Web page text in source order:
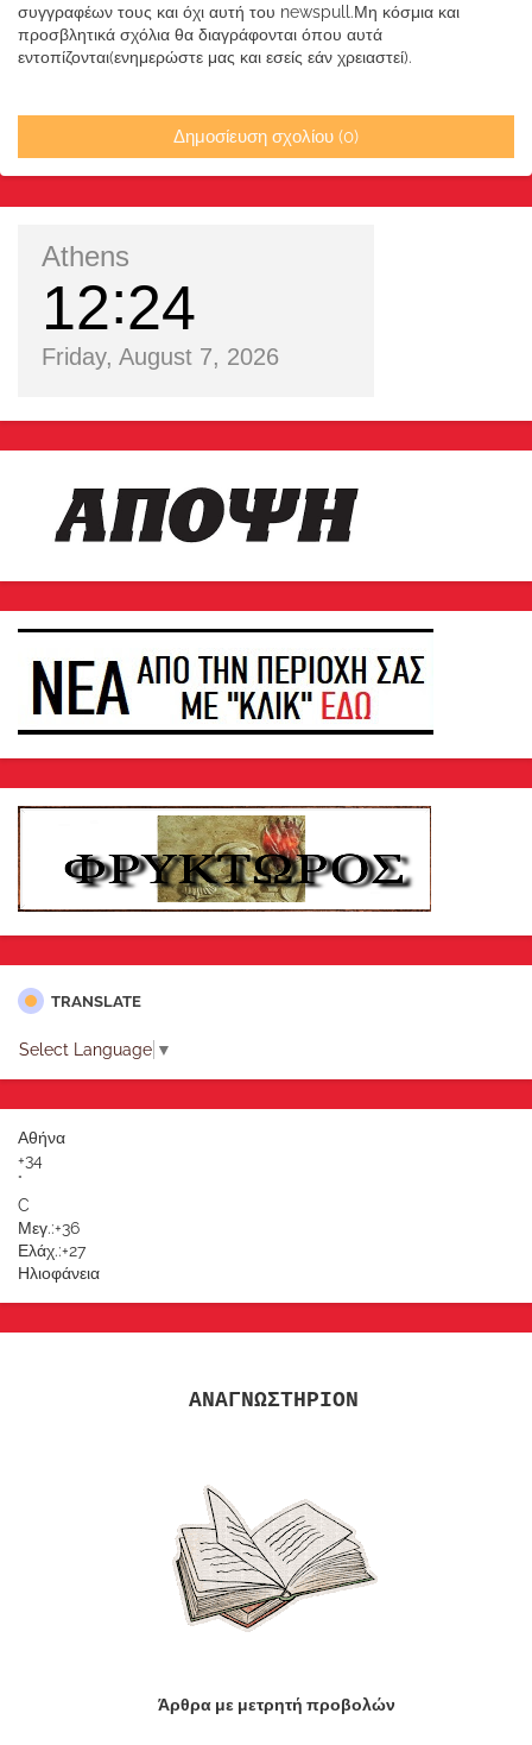
συγγραφέων τους και όχι αυτή του newspull.Μη κόσμια και
προσβλητικά σχόλια θα διαγράφονται όπου αυτά
εντοπίζονται(ενημερώστε μας και εσείς εάν χρειαστεί).
Δημοσίευση σχολίου (0)
Athens
12 24
Friday, August 7, 2026
TRANSLATE
Select Language ▼
Αθήνα
+34
°
C
Μεγ.:+36
Ελάχ.:+27
Ηλιοφάνεια
ΑΝΑΓΝΩΣΤΗΡΙΟΝ
Άρθρα με μετρητή προβολών